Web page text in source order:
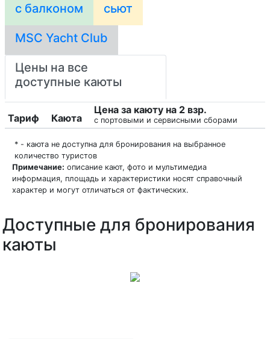
с балконом сьют
MSC Yacht Club
Цены на все
доступные каюты
Тариф Каюта
Цена за каюту на 2 взр.
с портовыми и сервисными сборами
* - каюта не доступна для бронирования на выбранное
количество туристов
Примечание: описание кают, фото и мультимедиа
информация, площадь и характеристики носят справочный
характер и могут отличаться от фактических.
Доступные для бронирования
каюты